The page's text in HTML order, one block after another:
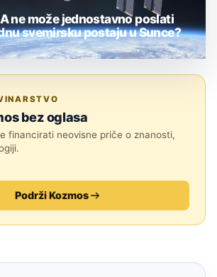
ne može jednostavno poslati
svemirsku postaju u Sunce?
bez oglasa
financirati neovisne priče o znanosti,
Podrži Kozmos